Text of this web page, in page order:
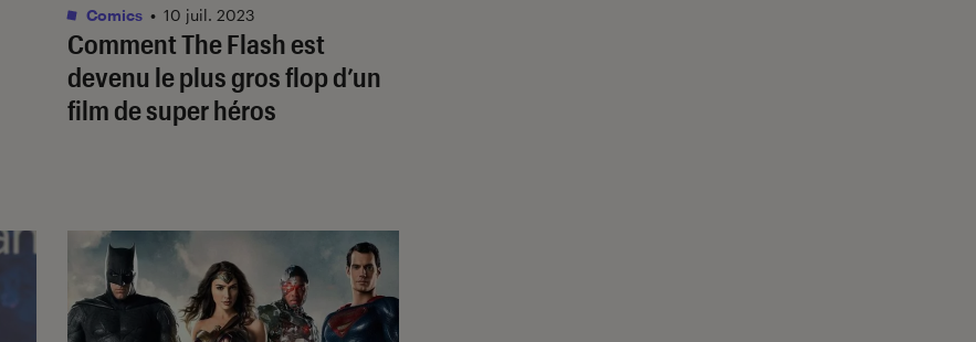
CommentThe Flash est
devenu le plus gros flop d’un
film de super héros
Comics • 10 juil. 2023